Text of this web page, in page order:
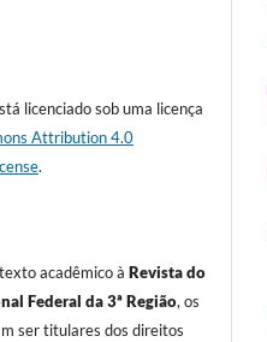
licenciado sob uma licença
Attribution 4.0
.
acadêmico àRevista do
Federal da 3ª Região, os
ser titulares dos direitos